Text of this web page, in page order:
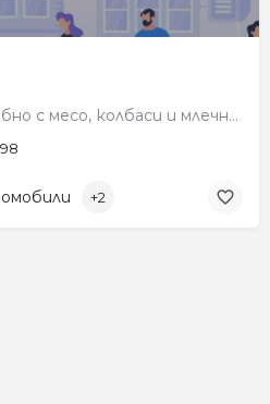
Търговия на едро и дребно с месо, колбаси и млечни продукти
+2